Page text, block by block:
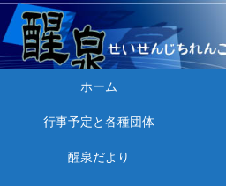
ホーム
行事予定と各種団体
醒泉だより